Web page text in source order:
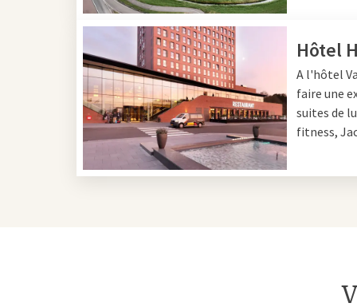
pêcheur. À la Cheese Factory Volendam,
artisanal est fabriqué et goûtez aux spécialités
Tradition, monuments et
Les maisons en bois de style typiquement
apparence caractéristique. Un monument
qui peut encore être visitée. Au Musée Volendam,
Hôtel
A l'hôtel
faire une
suites de
fitness,